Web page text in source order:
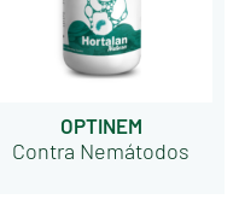
OPTINEM
Contra Nemátodos